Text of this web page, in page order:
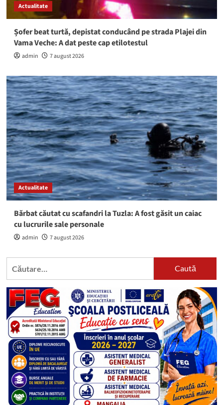
Actualitate
Șofer beat turtă, depistat conducând pe strada Plajei din
Vama Veche: A dat peste cap etilotestul
admin 7 august 2026
Actualitate
Bărbat căutat cu scafandri la Tuzla: A fost găsit un caiac
cu lucrurile sale personale
admin 7 august 2026
Caută